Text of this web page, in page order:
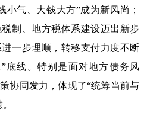
小气、大钱大方”成为新风尚；
制、地方税体系建设迈出新步
一步理顺，转移支付力度不断
底线。特别是面对地方债务风
协同发力，体现了“统筹当前与